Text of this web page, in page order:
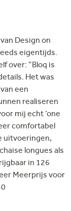
Design on
eigentijds.
over: “Bloq is
Het was
een
realiseren
mij echt ‘one
comfortabel
uitvoeringen,
longues als
in 126
Meerprijs voor